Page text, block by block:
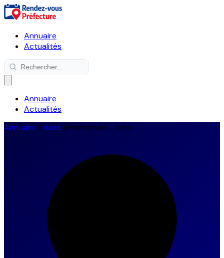
Annuaire
Actualités
Annuaire
Actualités
Annuaire /Isère / Préfecture - Isère